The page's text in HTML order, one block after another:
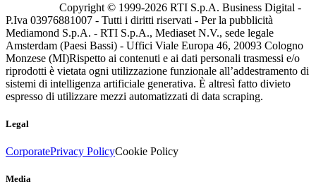
Copyright © 1999-2026 RTI S.p.A. Business Digital -
P.Iva 03976881007 - Tutti i diritti riservati - Per la pubblicità
Mediamond S.p.A. - RTI S.p.A., Mediaset N.V., sede legale
Amsterdam (Paesi Bassi) - Uffici Viale Europa 46, 20093 Cologno
Monzese (MI)Rispetto ai contenuti e ai dati personali trasmessi e/o
riprodotti è vietata ogni utilizzazione funzionale all’addestramento di
sistemi di intelligenza artificiale generativa. È altresì fatto divieto
espresso di utilizzare mezzi automatizzati di data scraping.
Legal
CorporatePrivacy PolicyCookie Policy
Media